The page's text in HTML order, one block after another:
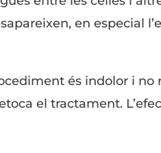
en especial
és indolor i no
el tractament.